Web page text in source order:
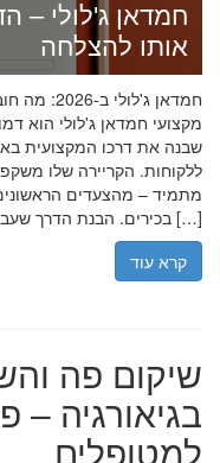
חמדאן ג'לולי –
אותו להצלחה
חמדאן
מקצועי חמדאן ג'לולי הוא
שבנה את דרכו המקצועית
ללקוחות. הקריירה שלו
מתמיד – מהצעדים
בכירים. הבנת הדרך שעבר חמדאן ג'לולי מספקת […]
קרא עוד
שיקום פה
בגיאורגיה –
למטופלים